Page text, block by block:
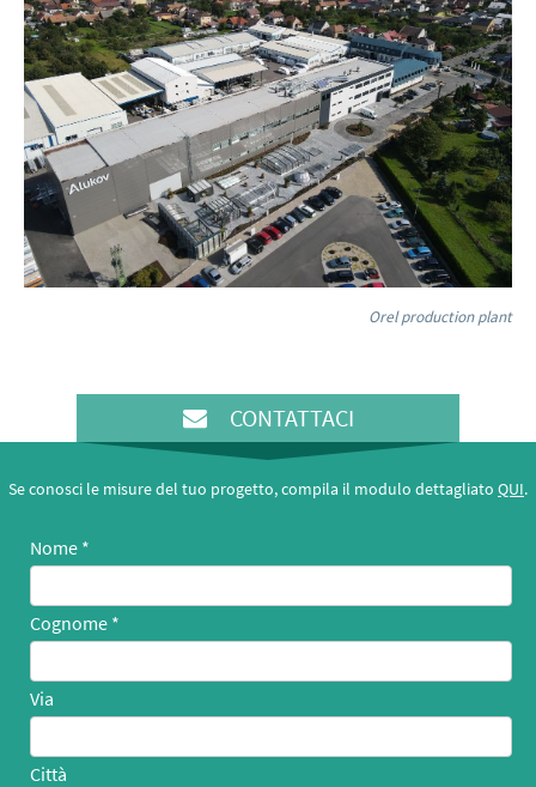
Orel production plant
CONTATTACI
Se conosci le misure del tuo progetto, compila il modulo dettagliato QUI.
Nome
Cognome
Via
Città